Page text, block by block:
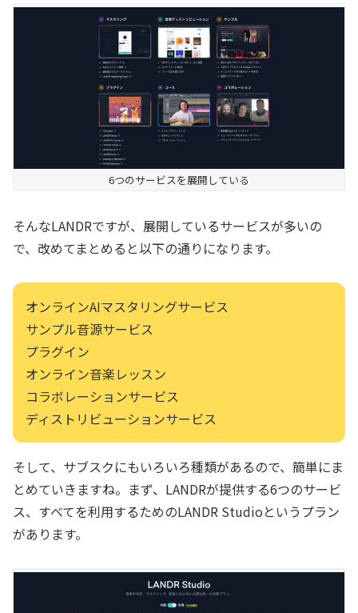
6つのサービスを展開している
そんなLANDRですが、展開しているサービスが多いの
で、改めてまとめると以下の通りになります。
オンラインAIマスタリングサービス
サンプル音源サービス
プラグイン
オンライン音楽レッスン
コラボレーションサービス
ディストリビューションサービス
そして、サブスクにもいろいろ種類があるので、簡単にま
とめていきますね。まず、LANDRが提供する6つのサービ
ス、すべてを利用するためのLANDR Studioというプラン
があります。